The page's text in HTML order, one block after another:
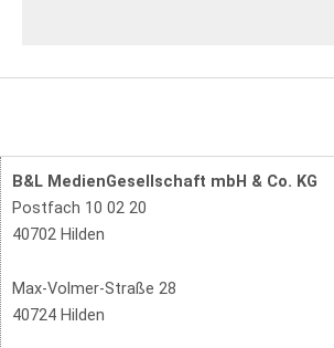
B&L MedienGesellschaft mbH & Co. KG
Postfach 10 02 20
40702 Hilden
Max-Volmer-Straße 28
40724 Hilden